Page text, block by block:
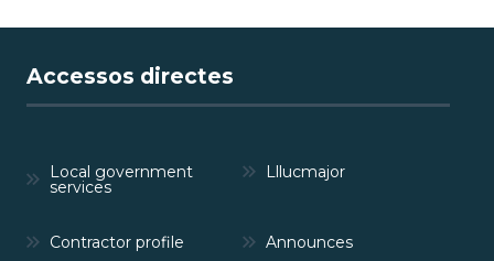
Accessos directes
Local government
services
Lllucmajor
Contractor profile Announces